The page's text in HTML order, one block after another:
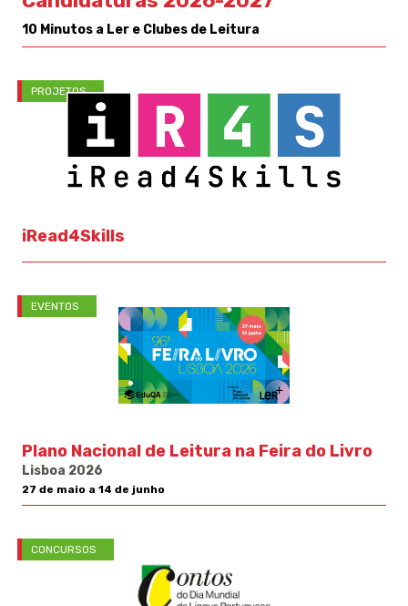
10 Minutos a Ler e Clubes de Leitura
PROJETOS
iRead4Skills
EVENTOS
Plano Nacional de Leitura na Feira do Livro
Lisboa 2026
27 de maio a 14 de junho
CONCURSOS